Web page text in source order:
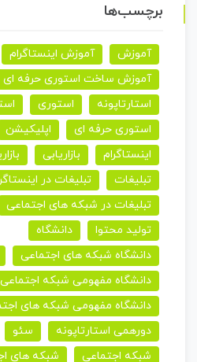
برچسب‌ها
آموزش
آموزش اینستاگرام
آموزش ساخت استوری حرفه ای
استارتاپونه
استوری
استوری حرفه ای
اپلیکیشن
اینستاگرام
بازاریابی
تبلیغات
تبلیغات در
تبلیغات در شبکه های اجتماعی
تولید محتوا
دانشگاه
دانشگاه شبکه های اجتماعی
دانشگاه مفهومی شبکه اجتماعی
دانشگاه مفهومی شبکه های
دورهمی استارتاپونه
سئو
شبکه اجتماعی
شبکه های